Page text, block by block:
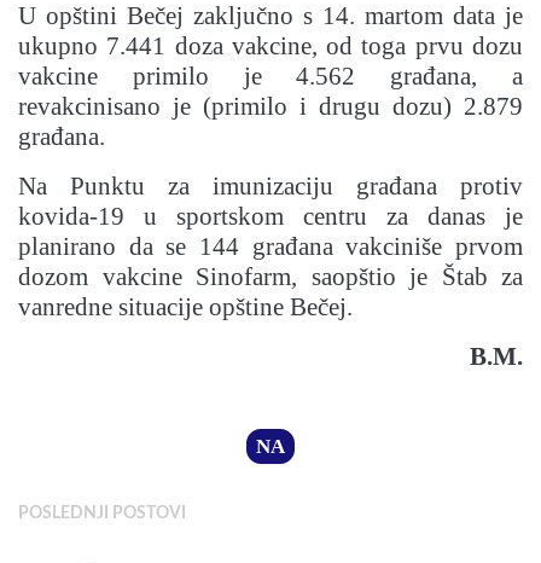
U opštini Bečej zaključno s 14. martom data je
ukupno 7.441 doza vakcine, od toga prvu dozu
vakcine primilo je 4.562 građana, a
revakcinisano je (primilo i drugu dozu) 2.879
građana.
Na Punktu za imunizaciju građana protiv
kovida-19 u sportskom centru za danas je
planirano da se 144 građana vakciniše prvom
dozom vakcine Sinofarm, saopštio je Štab za
vanredne situacije opštine Bečej.
B.M.
NA
POSLEDNJI POSTOVI